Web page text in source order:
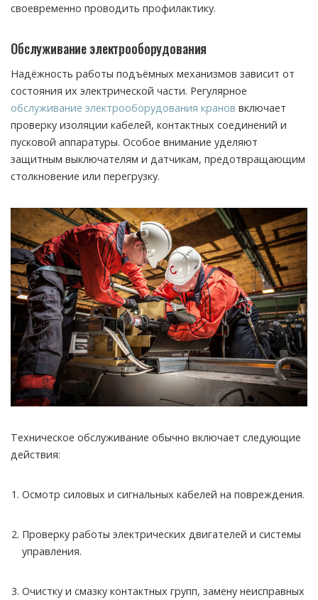
своевременно проводить профилактику.
Обслуживание электрооборудования
Надёжность работы подъёмных механизмов зависит от
состояния их электрической части. Регулярное
обслуживание электрооборудования кранов включает
проверку изоляции кабелей, контактных соединений и
пусковой аппаратуры. Особое внимание уделяют
защитным выключателям и датчикам, предотвращающим
столкновение или перегрузку.
Техническое обслуживание обычно включает следующие
действия:
Осмотр силовых и сигнальных кабелей на повреждения.
Проверку работы электрических двигателей и системы
управления.
Очистку и смазку контактных групп, замену неисправных